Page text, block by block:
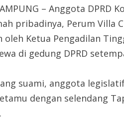
– Anggota
pribadinya, Perum Villa
oleh Ketua Pengadilan
di gedung DPRD
suami, anggota
dengan selendang